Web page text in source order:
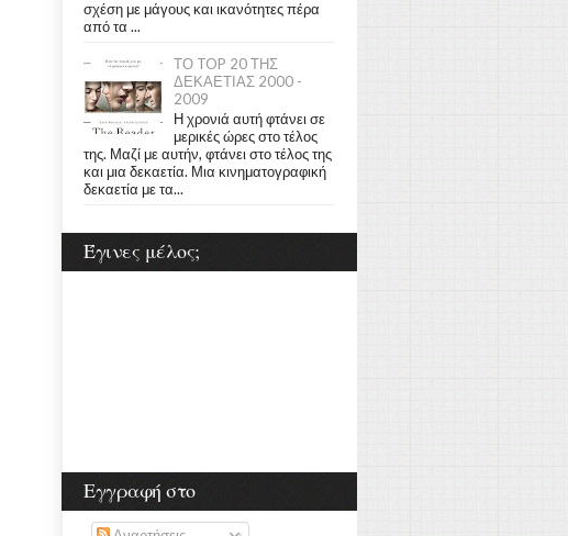
σχέση με μάγους και ικανότητες πέρα
από τα ...
ΤΟ TOP 20 ΤΗΣ
ΔΕΚΑΕΤΙΑΣ 2000 -
2009
Η χρονιά αυτή φτάνει σε
μερικές ώρες στο τέλος
της. Μαζί με αυτήν, φτάνει στο τέλος της
και μια δεκαετία. Μια κινηματογραφική
δεκαετία με τα...
Έγινες μέλος;
Εγγραφή στο